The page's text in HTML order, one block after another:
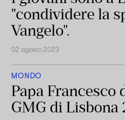
"condividere la
Vangelo".
02 agosto 2023
MONDO
Papa Francesco
GMG di Lisbona